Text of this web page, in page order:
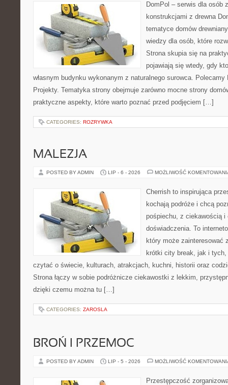
DomPol – serwis dla osób
konstrukcjami z drewna
tematyce domów
wiedzy dla osób, które
Strona skupia się na
pojawiają się wtedy, gdy
własnym budynku wykonanym z naturalnego surowca.
Projekty. Tematyka strony obejmuje zarówno mocne strony
praktyczne aspekty, które warto poznać przed podjęciem […]
CATEGORIES: ROZRYWKA
MALEZJA
POSTED BY ADMIN LIP - 6 - 2026 MOŻLIWOŚĆ
Cherrish to inspirująca
kochają podróże i chcą
pośpiechu, z ciekawością i
doświadczenia. To
który może zainteresować
krótki city break, jak i
czytać o świecie, kulturach, atrakcjach, kuchni, historii oraz
Strona łączy w sobie podróżnicze ciekawostki z lekkim,
dzięki czemu można tu […]
CATEGORIES: ZAROSLA
BROŃ I PRZEMOC
POSTED BY ADMIN LIP - 5 - 2026 MOŻLIWOŚĆ
Przestępczość